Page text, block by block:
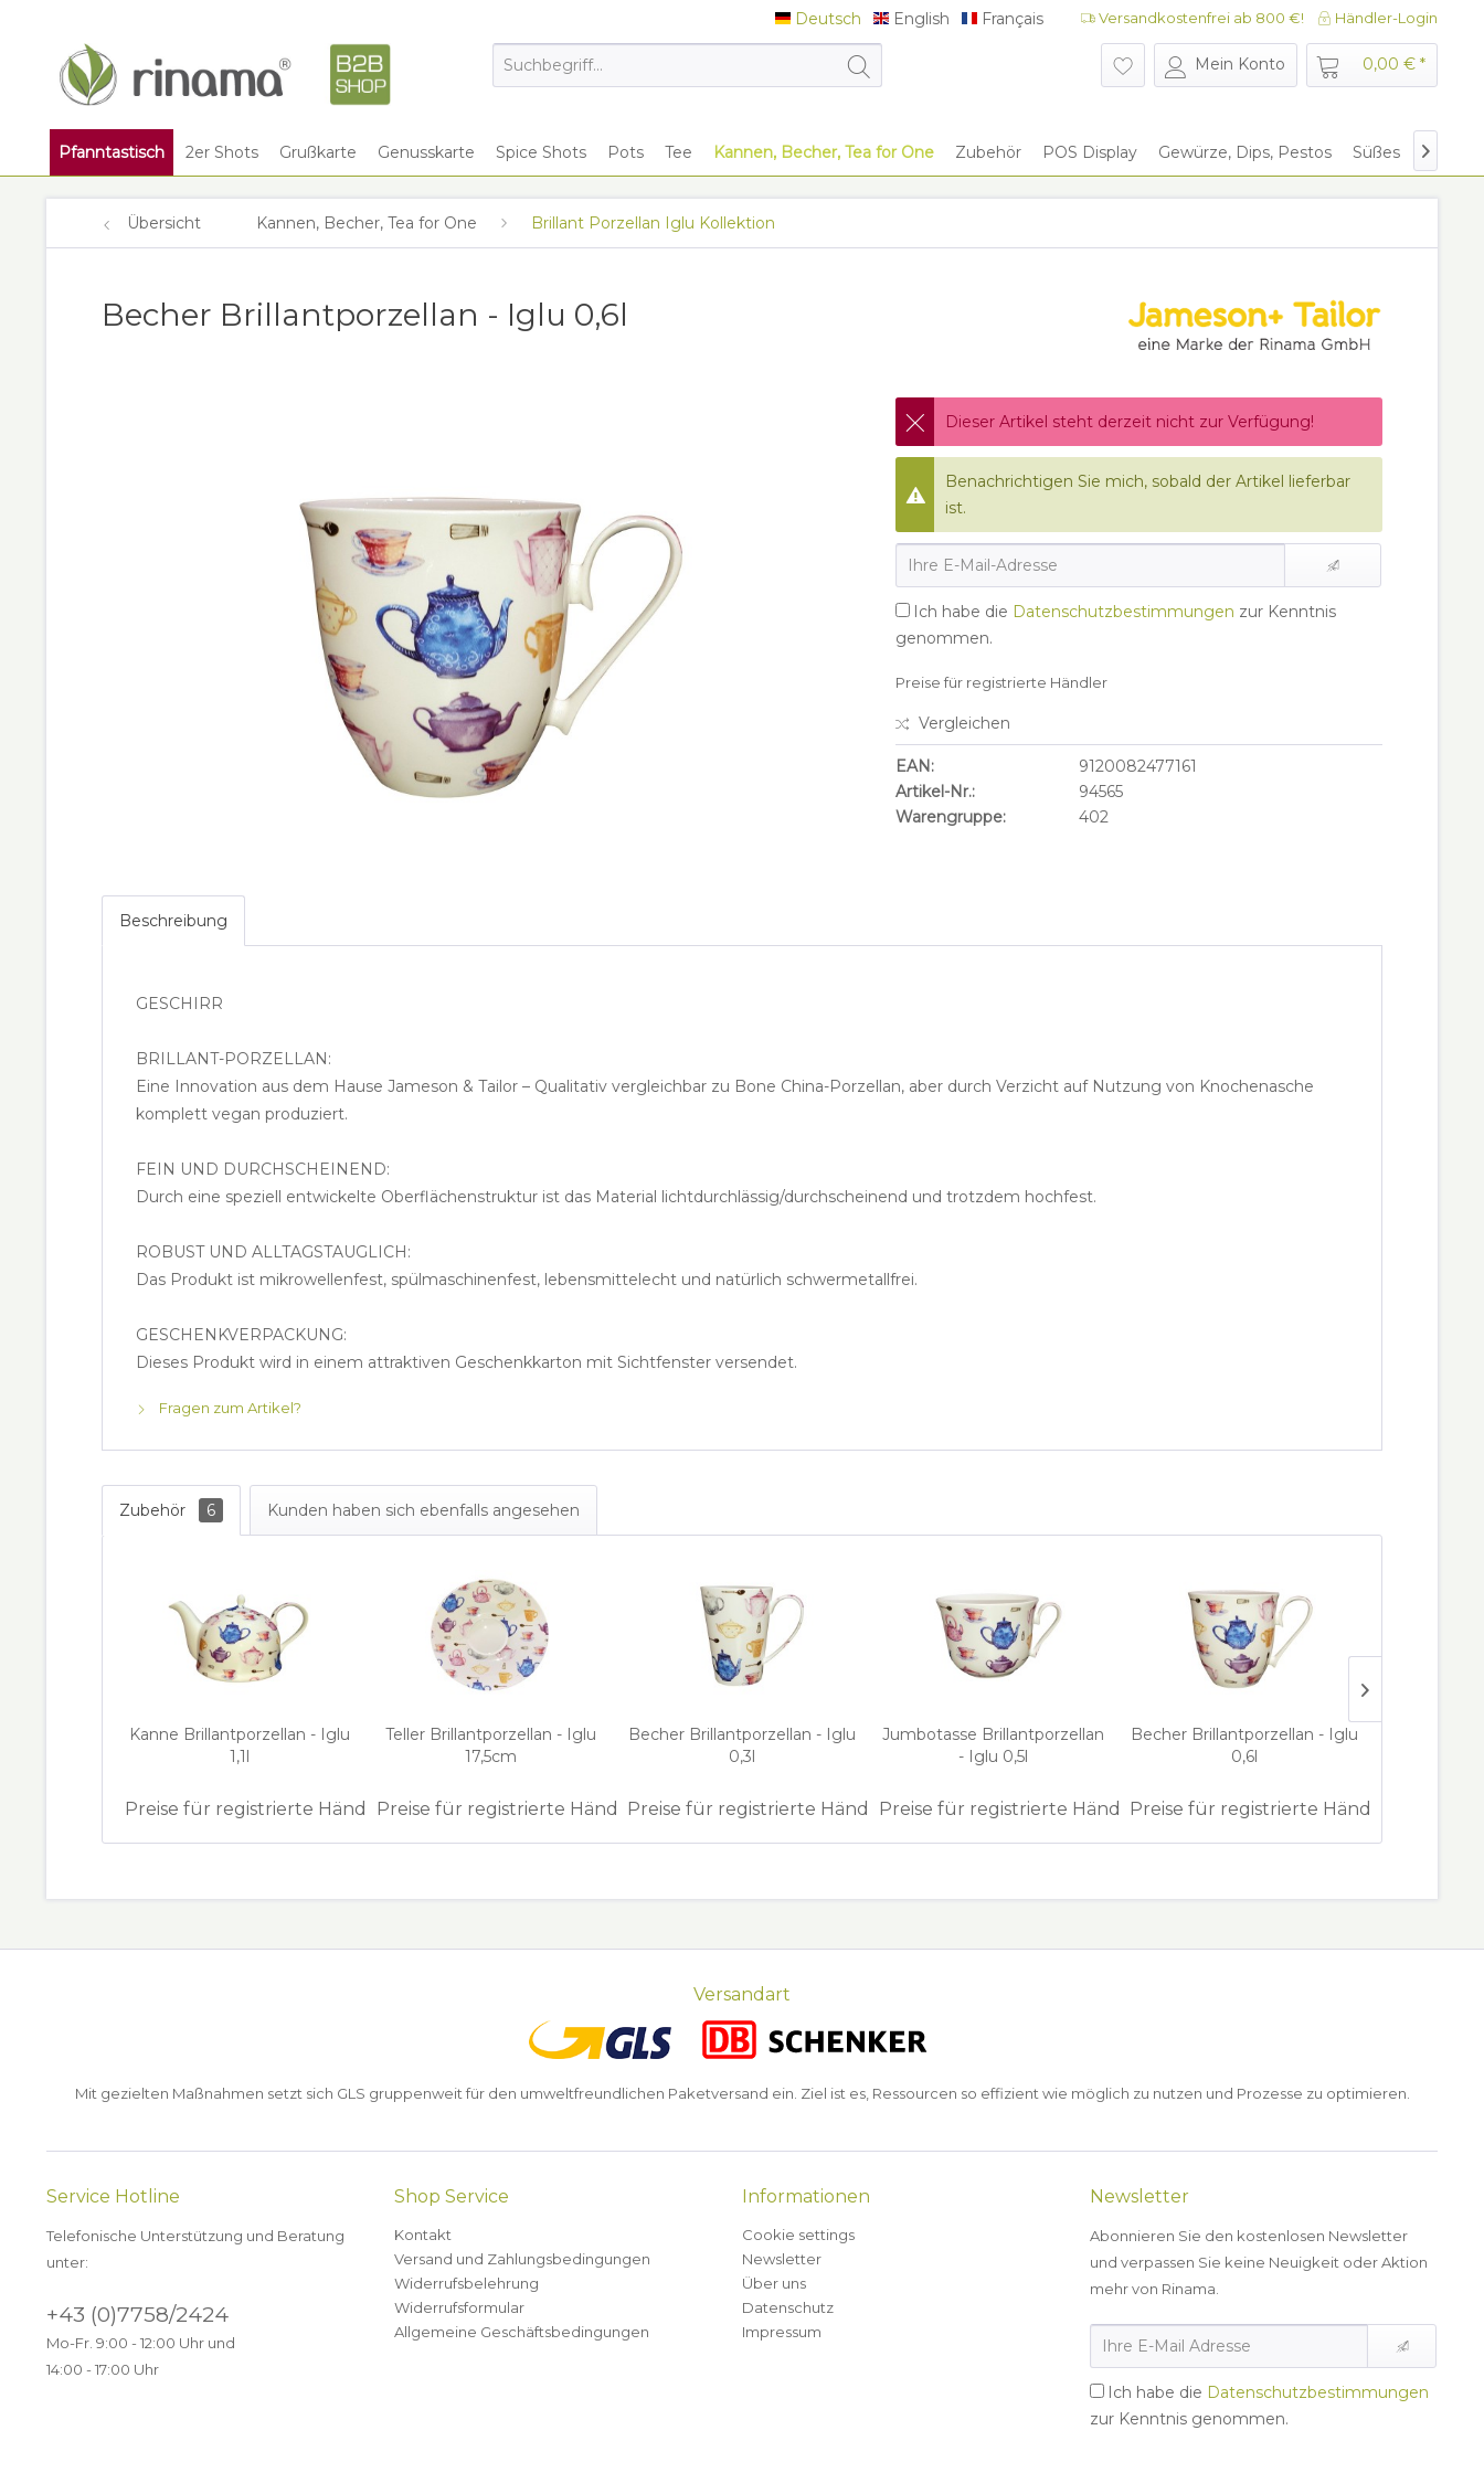
Deutsch
Deutsch English
English Français
Français Versandkostenfrei ab 800 €! Händler-Login
Mein Konto 0,00 € *
Pfanntastisch 2er Shots Grußkarte Genusskarte Spice Shots Pots Tee Kannen, Becher, Tea for One Zubehör POS Display Gewürze, Dips, Pestos Süßes Give

Übersicht Kannen, Becher, Tea for One Brillant Porzellan Iglu Kollektion
Becher Brillantporzellan - Iglu 0,6l
Dieser Artikel steht derzeit nicht zur Verfügung!
Benachrichtigen Sie mich, sobald der Artikel lieferbar
ist.
Ich habe die Datenschutzbestimmungen zur Kenntnis
genommen.
Preise für registrierte Händler
Vergleichen
EAN:
9120082477161
Artikel-Nr.:
94565
Warengruppe:
402
Beschreibung
GESCHIRR
BRILLANT-PORZELLAN:
Eine Innovation aus dem Hause Jameson & Tailor – Qualitativ vergleichbar zu Bone China-Porzellan, aber durch Verzicht auf Nutzung von Knochenasche
komplett vegan produziert.
FEIN UND DURCHSCHEINEND:
Durch eine speziell entwickelte Oberflächenstruktur ist das Material lichtdurchlässig/durchscheinend und trotzdem hochfest.
ROBUST UND ALLTAGSTAUGLICH:
Das Produkt ist mikrowellenfest, spülmaschinenfest, lebensmittelecht und natürlich schwermetallfrei.
GESCHENKVERPACKUNG:
Dieses Produkt wird in einem attraktiven Geschenkkarton mit Sichtfenster versendet.
Fragen zum Artikel?
Zubehör 6 Kunden haben sich ebenfalls angesehen
Kanne Brillantporzellan - Iglu
1,1l
Preise für registrierte Händler
Teller Brillantporzellan - Iglu
17,5cm
Preise für registrierte Händler
Becher Brillantporzellan - Iglu
0,3l
Preise für registrierte Händler
Jumbotasse Brillantporzellan
- Iglu 0,5l
Preise für registrierte Händler
Becher Brillantporzellan - Iglu
0,6l
Preise für registrierte Händler
Versandart
Mit gezielten Maßnahmen setzt sich GLS gruppenweit für den umweltfreundlichen Paketversand ein. Ziel ist es, Ressourcen so effizient wie möglich zu nutzen und Prozesse zu optimieren.
Service Hotline
Telefonische Unterstützung und Beratung
unter:
+43 (0)7758/2424
Mo-Fr. 9:00 - 12:00 Uhr und
14:00 - 17:00 Uhr
Shop Service
Kontakt
Versand und Zahlungsbedingungen
Widerrufsbelehrung
Widerrufsformular
Allgemeine Geschäftsbedingungen
Informationen
Cookie settings
Newsletter
Über uns
Datenschutz
Impressum
Newsletter
Abonnieren Sie den kostenlosen Newsletter
und verpassen Sie keine Neuigkeit oder Aktion
mehr von Rinama.
Ich habe die Datenschutzbestimmungen
zur Kenntnis genommen.